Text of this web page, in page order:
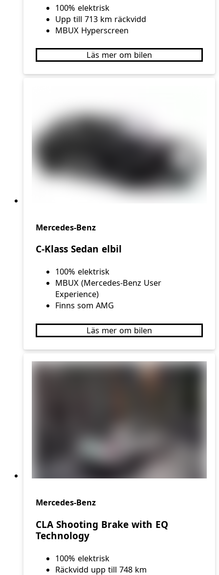
100% elektrisk
Upp till 713 km räckvidd
MBUX Hyperscreen
Läs mer om bilen
Mercedes-Benz
C-Klass Sedan elbil
100% elektrisk
MBUX (Mercedes‑Benz User
Experience)
Finns som AMG
Läs mer om bilen
Mercedes-Benz
CLA Shooting Brake with EQ
Technology
100% elektrisk
Räckvidd upp till 748 km